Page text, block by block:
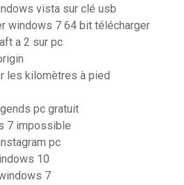
vista sur clé usb
windows 7 64 bit télécharger
a 2 sur pc
les kilomètres à pied
pc gratuit
7 impossible
pc
10
7